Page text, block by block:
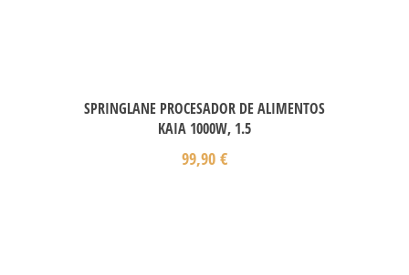
SPRINGLANE PROCESADOR DE ALIMENTOS
KAIA 1000W, 1.5
99,90 €